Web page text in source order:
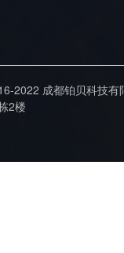
2022 成都铂贝科技
2楼